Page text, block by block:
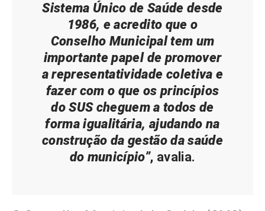
Sistema Único de Saúde desde
1986, e acredito que o
Conselho Municipal tem um
importante papel de promover
a representatividade coletiva e
fazer com o que os princípios
do SUS cheguem a todos de
forma igualitária, ajudando na
construção da gestão da saúde
do município”, avalia.